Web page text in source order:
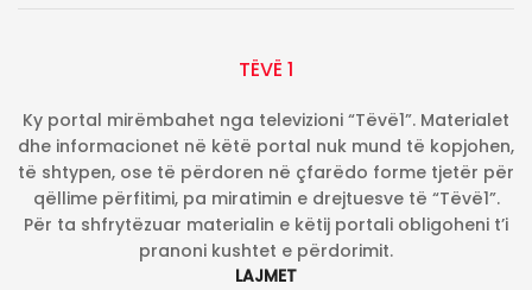
TËVË 1
Ky portal mirëmbahet nga televizioni “Tëvë1”. Materialet
dhe informacionet në këtë portal nuk mund të kopjohen,
të shtypen, ose të përdoren në çfarëdo forme tjetër për
qëllime përfitimi, pa miratimin e drejtuesve të “Tëvë1”.
Për ta shfrytëzuar materialin e këtij portali obligoheni t’i
pranoni kushtet e përdorimit.
LAJMET